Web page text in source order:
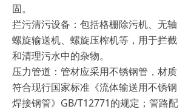
固。
拦污清污设备：包括格栅除污机、无轴
螺旋输送机、螺旋压榨机等，用于拦截
和清理污水中的杂物。
压力管道：管材应采用不锈钢管，材质
符合现行国家标准《流体输送用不锈钢
焊接钢管》GB/T12771的规定；管路配